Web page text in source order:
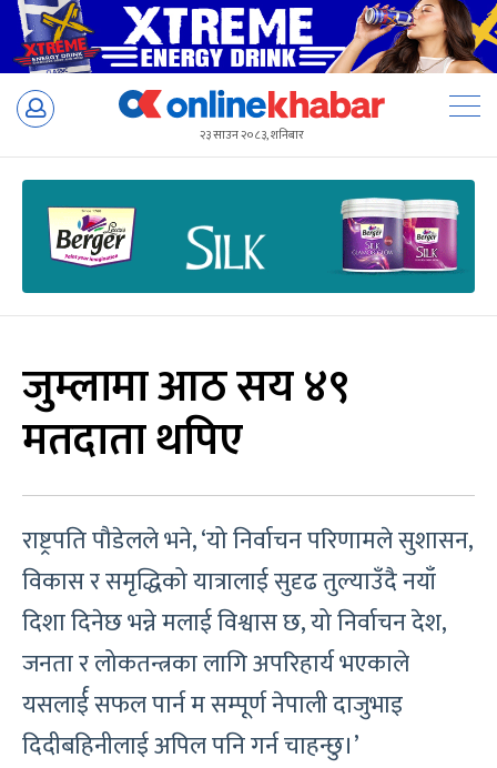
Skip
२३ साउन २०८३, शनिबार
जुम्लामा आठ सय ४९
मतदाता थपिए
राष्ट्रपति पौडेलले भने, ‘यो निर्वाचन परिणामले सुशासन,
विकास र समृद्धिको यात्रालाई सुदृढ तुल्याउँदै नयाँ
दिशा दिनेछ भन्ने मलाई विश्वास छ, यो निर्वाचन देश,
जनता र लोकतन्त्रका लागि अपरिहार्य भएकाले
यसलार्ई सफल पार्न म सम्पूर्ण नेपाली दाजुभाइ
दिदीबहिनीलाई अपिल पनि गर्न चाहन्छु।’